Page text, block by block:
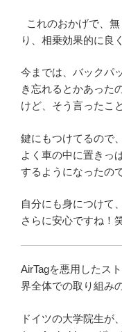
これのおかげで、
り、相乗効果的に良
今までは、バックパ
き忘れるとかあった
けど、そう言ったこ
鍵にもつけてるので
よく車の中に置きっ
するようになったの
自分にも身につけて
さらに安心ですね！
AirTagを悪用したス
界全体での取り組み
ドイツの大学院生が